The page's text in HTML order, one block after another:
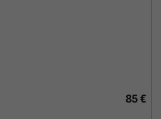
85 €